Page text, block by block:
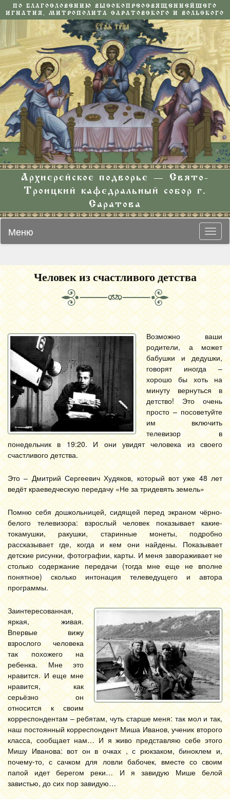
ПО БЛАГОСЛОВЕНИЮ ВЫСОКОПРЕОСВЯЩЕННЕЙШЕГО
ИГНАТИЯ, МИТРОПОЛИТА САРАТОВСКОГО И ВОЛЬСКОГО
Архиерейское подворье — Свято-
Троицкий кафедральный собор г.
Саратова
Меню
Человек из счастливого детства
Возможно ваши
родители, а может
бабушки и дедушки,
говорят иногда –
хорошо бы хоть на
минуту вернуться в
детство! Это очень
просто – посоветуйте
им включить
телевизор в
понедельник в 19:20. И они увидят человека из своего
счастливого детства.
Это – Дмитрий Сергеевич Худяков, который вот уже 48 лет
ведёт краеведческую передачу «Не за тридевять земель»
Помню себя дошкольницей, сидящей перед экраном чёрно-
белого телевизора: взрослый человек показывает какие-
токамушки, ракушки, старинные монеты, подробно
рассказывает где, когда и кем они найдены. Показывает
детские рисунки, фотографии, карты. И меня завораживает не
столько содержание передачи (тогда мне еще не вполне
понятное) сколько интонация телеведущего и автора
программы.
Заинтересованная,
яркая, живая.
Впервые вижу
взрослого человека
так похожего на
ребенка. Мне это
нравится. И еще мне
нравится, как
серьёзно он
относится к своим
корреспондентам – ребятам, чуть старше меня: так мол и так,
наш постоянный корреспондент Миша Иванов, ученик второго
класса, сообщает нам… И я живо представляю себе этого
Мишу Иванова: вот он в очках , с рюкзаком, биноклем и,
почему-то, с сачком для ловли бабочек, вместе со своим
папой идет берегом реки… И я завидую Мише белой
завистью, до сих пор завидую…